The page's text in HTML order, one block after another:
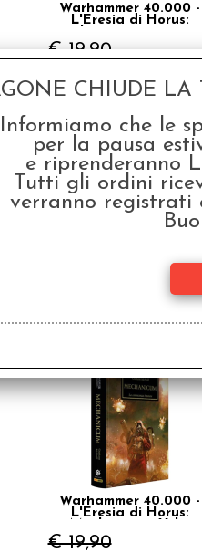
Warhammer 40.000 -
L'Eresia di Horus:
€ 19,90
€ 15,92
L'Eresia di Horus: La
€15,92
Warhammer 40.000 -
L'Eresia di Horus:
€ 19,90
CHIUDE LA
Informiamo che le
per la pausa
e riprenderanno
Tutti gli ordini
verranno registrati